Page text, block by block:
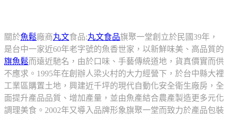
關於魚鬆廠商丸文食品:丸文食品旗聚一堂創立於民國39年，
是台中一家近60年老字號的魚香世家，以新鮮味美、高品質的
旗魚鬆而遠近馳名，由於口味、手藝傳統道地，貨真價實而供
不應求。1995年在創辦人梁火村的大力經營下，於台中縣大裡
工業區購置土地，興建近千坪的現代自動化安全衛生廠房，全
面提升產品品質、增加產量，並由魚產結合農產製造更多元化
調理美食。2002年又導入品牌形象旗聚一堂而致力於產品包裝